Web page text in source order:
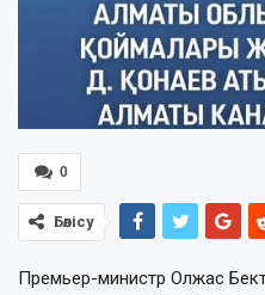
0
Бөлісу
Премьер-министр Олжас